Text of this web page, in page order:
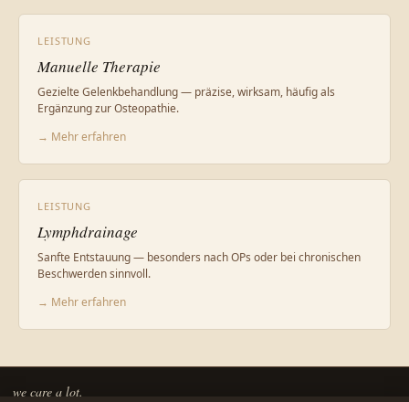
LEISTUNG
Manuelle Therapie
Gezielte Gelenkbehandlung — präzise, wirksam, häufig als
Ergänzung zur Osteopathie.
→ Mehr erfahren
LEISTUNG
Lymphdrainage
Sanfte Entstauung — besonders nach OPs oder bei chronischen
Beschwerden sinnvoll.
→ Mehr erfahren
we care a lot.